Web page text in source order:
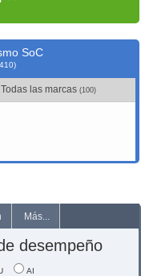
SoC
Todas las marcas(100)
Más...
desempeño
AI